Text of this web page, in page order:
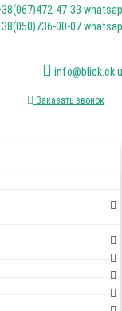
47-33
00-07
Заказать звонок